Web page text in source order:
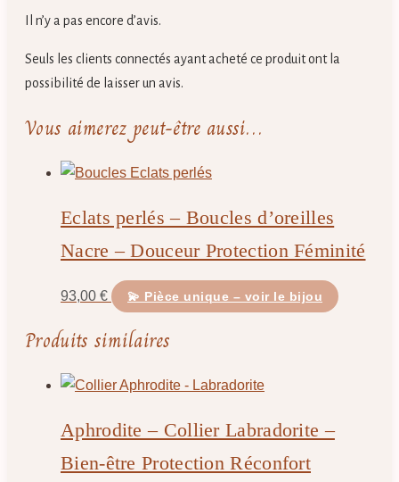
Il n’y a pas encore d’avis.
Seuls les clients connectés ayant acheté ce produit ont la
possibilité de laisser un avis.
Vous aimerez peut-être aussi…
Eclats perlés – Boucles d’oreilles
Nacre – Douceur Protection Féminité
93,00 € 💫 Pièce unique – voir le bijou
Produits similaires
Aphrodite – Collier Labradorite –
Bien-être Protection Réconfort